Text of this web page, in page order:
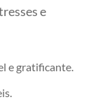
e
e gratificante.